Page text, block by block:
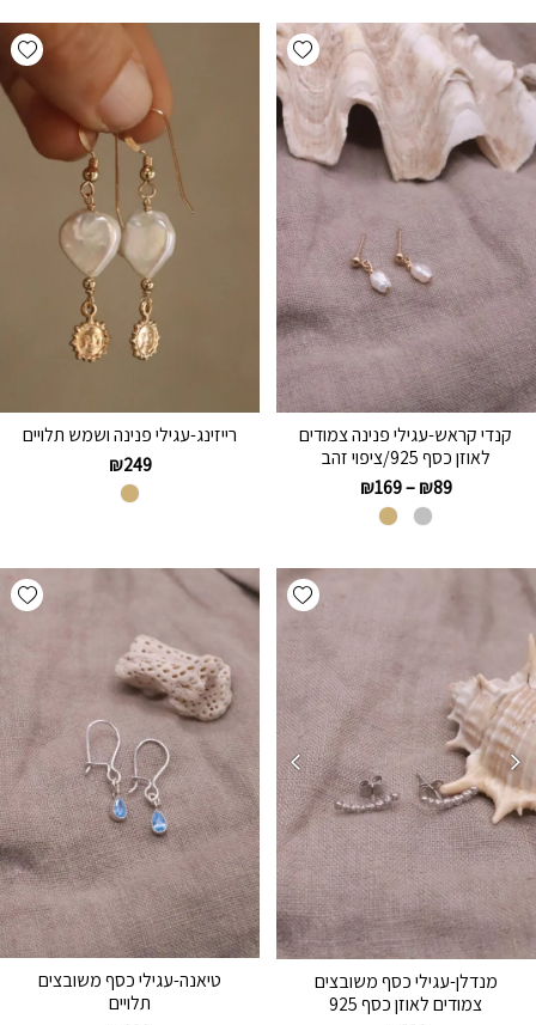
Add wishlist
קנדי קראש-עגילי פנינה צמודים
לאוזן כסף 925/ציפוי זהב
₪89
–
₪169
רייזינג-עגילי פנינה ושמש תלויים
₪249
Add wishlist
מנדלן-עגילי כסף משובצים
צמודים לאוזן כסף 925
טיאנה-עגילי כסף משובצים
תלויים